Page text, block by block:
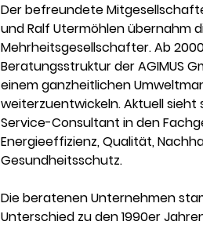
Der befreundete
und Ralf Utermöhlen übernahm
Mehrheitsgesellschafter. Ab
Beratungsstruktur der AGIMUS
einem ganzheitlichen
weiterzuentwickeln. Aktuell sieht
Service-Consultant in den
Energieeffizienz, Qualität,
Gesundheitsschutz.
Die beratenen Unternehmen
Unterschied zu den 1990er